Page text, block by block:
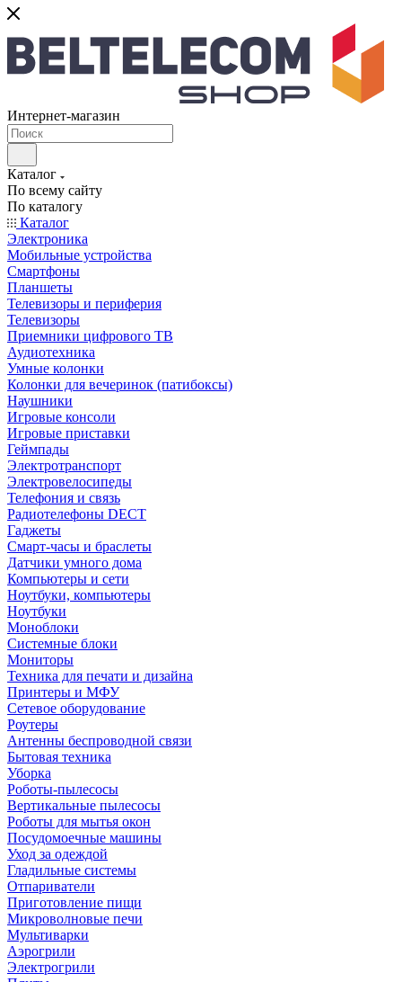
Интернет-магазин
Каталог
По всему сайту
По каталогу
Каталог
Электроника
Мобильные устройства
Смартфоны
Планшеты
Телевизоры и периферия
Телевизоры
Приемники цифрового ТВ
Аудиотехника
Умные колонки
Колонки для вечеринок (патибоксы)
Наушники
Игровые консоли
Игровые приставки
Геймпады
Электротранспорт
Электровелосипеды
Телефония и связь
Радиотелефоны DECT
Гаджеты
Смарт-часы и браслеты
Датчики умного дома
Компьютеры и сети
Ноутбуки, компьютеры
Ноутбуки
Моноблоки
Системные блоки
Мониторы
Техника для печати и дизайна
Принтеры и МФУ
Сетевое оборудование
Роутеры
Антенны беспроводной связи
Бытовая техника
Уборка
Роботы-пылесосы
Вертикальные пылесосы
Роботы для мытья окон
Посудомоечные машины
Уход за одеждой
Гладильные системы
Отпариватели
Приготовление пищи
Микроволновые печи
Мультиварки
Аэрогрили
Электрогрили